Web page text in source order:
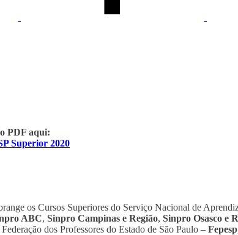
PDF aqui:
Superior 2020
os Cursos Superiores do Serviço Nacional de
ABC, Sinpro Campinas e Região, Sinpro Osasco e
dos Professores do Estado de São Paulo – Fepesp